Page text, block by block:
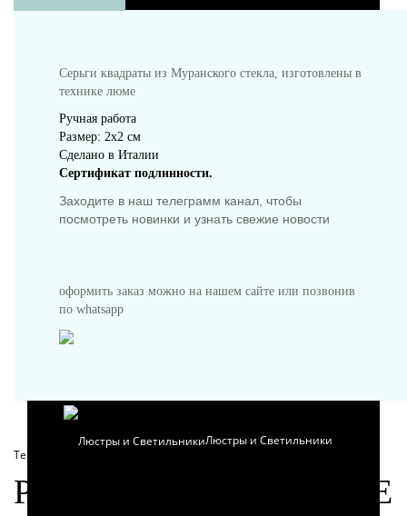
Кувшины Мурано
Предметы интерьера
Посуда
Люстры и Светильники
Серьги квадраты из Муранского стекла, изготовлены в
технике люме
Ручная работа
Размер: 2x2 см
Сделано в Италии
Сертификат подлинности.
Заходите в наш телеграмм канал, чтобы
посмотреть новинки и узнать свежие новости
оформить заказ можно на нашем сайте или позвонив
по whatsapp
Теги:
РЕКОМЕНДУЕМЫЕ